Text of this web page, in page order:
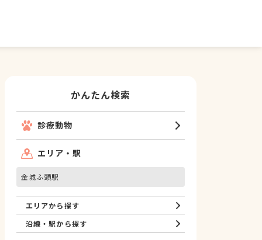
かんたん検索
診療動物
エリア・駅
金城ふ頭駅
エリアから探す
沿線・駅から探す